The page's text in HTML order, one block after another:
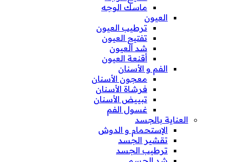
ماسك الوجه
العيون
ترطيب العيون
تفتيح العيون
شد العيون
أقنعة العيون
الفم و الأسنان
معجون الأسنان
فرشاة الأسنان
تبييض الأسنان
غسول الفم
العناية بالجسد
الإستحمام و الدوش
تقشير الجسد
ترطيب الجسد